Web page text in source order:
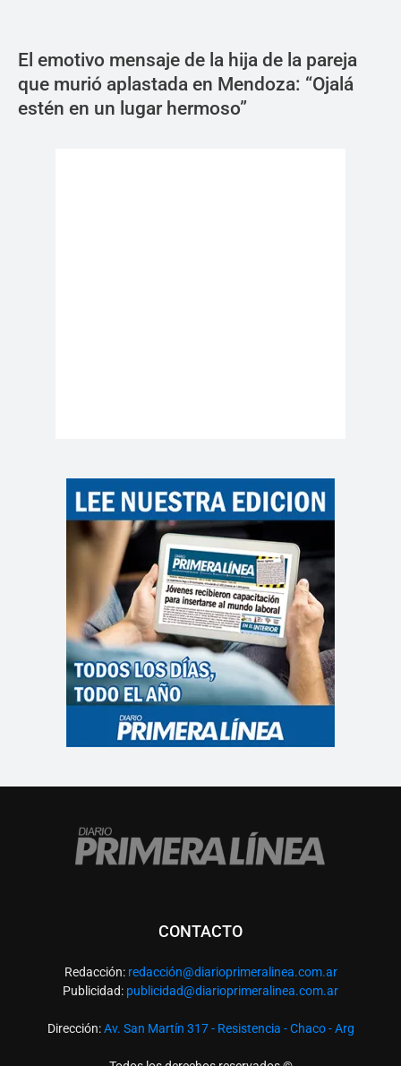
El emotivo mensaje de la hija de la pareja
que murió aplastada en Mendoza: “Ojalá
estén en un lugar hermoso”
CONTACTO
Redacción: redacción@diarioprimeralinea.com.ar
Publicidad: publicidad@diarioprimeralinea.com.ar
Dirección:Av. San Martín 317 - Resistencia - Chaco - Arg